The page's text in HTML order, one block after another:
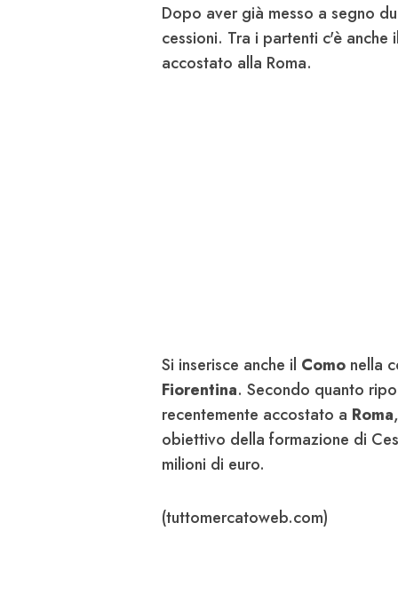
Dopo aver già messo a segno
cessioni. Tra i partenti c'è
accostato alla Roma.
Si inserisce anche il Como nella
Fiorentina. Secondo quanto
recentemente accostato a Roma
obiettivo della formazione di
milioni di euro.
(tuttomercatoweb.com)